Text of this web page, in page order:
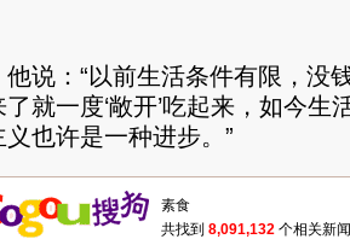
：“以前生活条件有限，没
了就一度‘敞开’吃起来，如今
义也许是一种进步。”
共找到 8,091,132 个相关新